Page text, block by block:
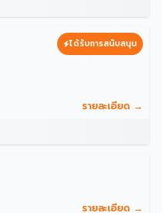
ได้รับการสนับสนุน
รายละเอียด →
รายละเอียด →